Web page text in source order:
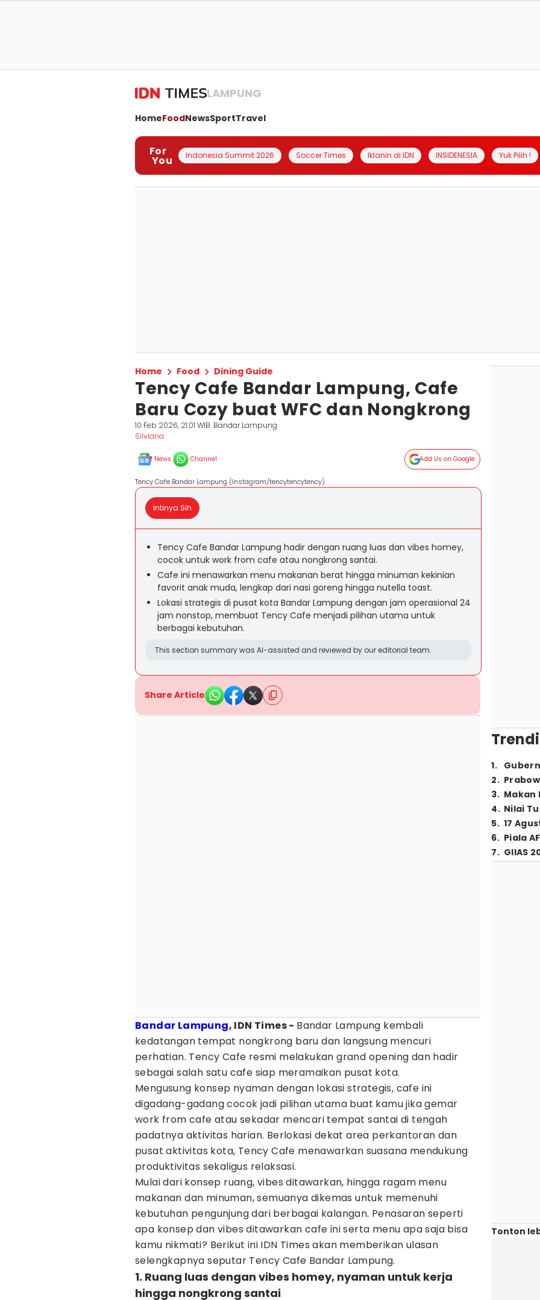
LAMPUNG
HomeFoodNewsSportTravel
For
You Indonesia Summit 2026 Soccer Times Iklanin di IDN INSIDENESIA Yuk Pilih !
Home Food Dining Guide
Tency Cafe Bandar Lampung, Cafe
Baru Cozy buat WFC dan Nongkrong
10 Feb 2026, 21:01 WIB Bandar Lampung
Silviana
News Channel Add Us on Google
Tency Cafe Bandar Lampung (Instagram/tencytencytency)
Intinya Sih
Tency Cafe Bandar Lampung hadir dengan ruang luas dan vibes homey,
cocok untuk work from cafe atau nongkrong santai.
Cafe ini menawarkan menu makanan berat hingga minuman kekinian
favorit anak muda, lengkap dari nasi goreng hingga nutella toast.
Lokasi strategis di pusat kota Bandar Lampung dengan jam operasional 24
jam nonstop, membuat Tency Cafe menjadi pilihan utama untuk
berbagai kebutuhan.
This section summary was AI-assisted and reviewed by our editorial team.
Share Article
Bandar Lampung, IDN Times - Bandar Lampung kembali
kedatangan tempat nongkrong baru dan langsung mencuri
perhatian. Tency Cafe resmi melakukan grand opening dan hadir
sebagai salah satu cafe siap meramaikan pusat kota.
Mengusung konsep nyaman dengan lokasi strategis, cafe ini
digadang-gadang cocok jadi pilihan utama buat kamu jika gemar
work from cafe atau sekadar mencari tempat santai di tengah
padatnya aktivitas harian. Berlokasi dekat area perkantoran dan
pusat aktivitas kota, Tency Cafe menawarkan suasana mendukung
produktivitas sekaligus relaksasi.
Mulai dari konsep ruang, vibes ditawarkan, hingga ragam menu
makanan dan minuman, semuanya dikemas untuk memenuhi
kebutuhan pengunjung dari berbagai kalangan. Penasaran seperti
apa konsep dan vibes ditawarkan cafe ini serta menu apa saja bisa
kamu nikmati? Berikut ini IDN Times akan memberikan ulasan
selengkapnya seputar Tency Cafe Bandar Lampung.
1. Ruang luas dengan vibes homey, nyaman untuk kerja
hingga nongkrong santai
1.
2.
3. Makan
4. Nilai
5. 17
6. Piala
7. GIIAS
Tonton